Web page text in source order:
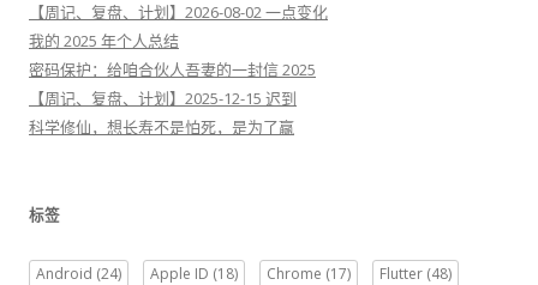
【周记、复盘、计划】2026-08-02 一点变化
我的 2025 年个人总结
密码保护：给咱合伙人吾妻的一封信 2025
【周记、复盘、计划】2025-12-15 迟到
科学修仙，想长寿不是怕死，是为了赢
标签
Android (24) Apple ID (18) Chrome (17) Flutter (48)